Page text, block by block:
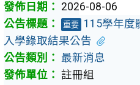
2026-08-06
重要 115學年度
入學錄取結果公告
最新消息
註冊組